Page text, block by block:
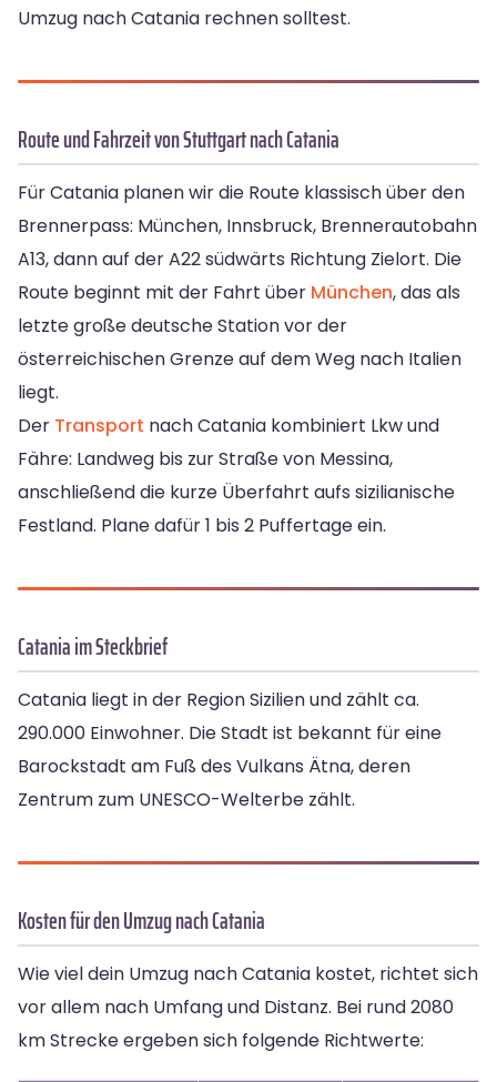
Umzug nach Catania rechnen solltest.
Route und Fahrzeit von Stuttgart nach Catania
Für Catania planen wir die Route klassisch über den
Brennerpass: München, Innsbruck, Brennerautobahn
A13, dann auf der A22 südwärts Richtung Zielort. Die
Route beginnt mit der Fahrt über München, das als
letzte große deutsche Station vor der
österreichischen Grenze auf dem Weg nach Italien
liegt.
Der Transport nach Catania kombiniert Lkw und
Fähre: Landweg bis zur Straße von Messina,
anschließend die kurze Überfahrt aufs sizilianische
Festland. Plane dafür 1 bis 2 Pufferta­ge ein.
Catania im Steckbrief
Catania liegt in der Region Sizilien und zählt ca.
290.000 Einwohner. Die Stadt ist bekannt für eine
Barockstadt am Fuß des Vulkans Ätna, deren
Zentrum zum UNESCO-Welterbe zählt.
Kosten für den Umzug nach Catania
Wie viel dein Umzug nach Catania kostet, richtet sich
vor allem nach Umfang und Distanz. Bei rund 2080
km Strecke ergeben sich folgende Richtwerte: